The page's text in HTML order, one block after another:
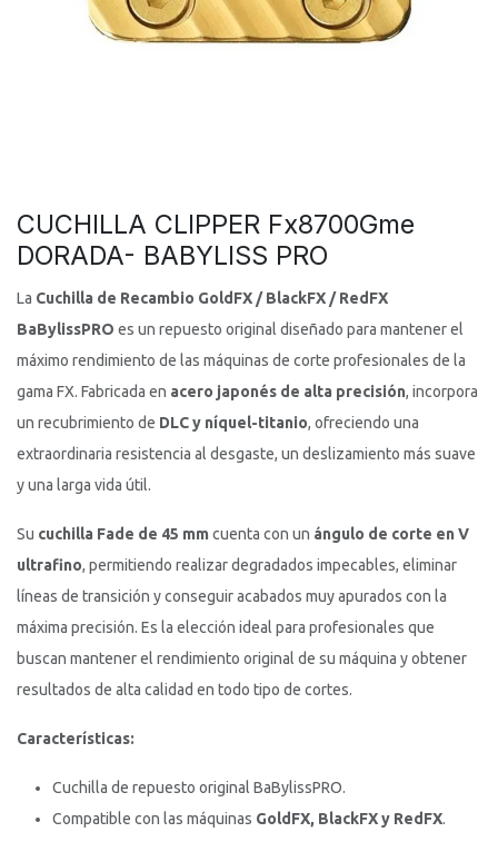
CUCHILLA CLIPPER Fx8700Gme
DORADA- BABYLISS PRO
La Cuchilla de Recambio GoldFX / BlackFX / RedFX
BaBylissPRO es un repuesto original diseñado para mantener el
máximo rendimiento de las máquinas de corte profesionales de la
gama FX. Fabricada en acero japonés de alta precisión, incorpora
un recubrimiento de DLC y níquel-titanio, ofreciendo una
extraordinaria resistencia al desgaste, un deslizamiento más suave
y una larga vida útil.
Su cuchilla Fade de 45 mm cuenta con un ángulo de corte en V
ultrafino, permitiendo realizar degradados impecables, eliminar
líneas de transición y conseguir acabados muy apurados con la
máxima precisión. Es la elección ideal para profesionales que
buscan mantener el rendimiento original de su máquina y obtener
resultados de alta calidad en todo tipo de cortes.
Características:
Cuchilla de repuesto original BaBylissPRO.
Compatible con las máquinas GoldFX, BlackFX y RedFX.